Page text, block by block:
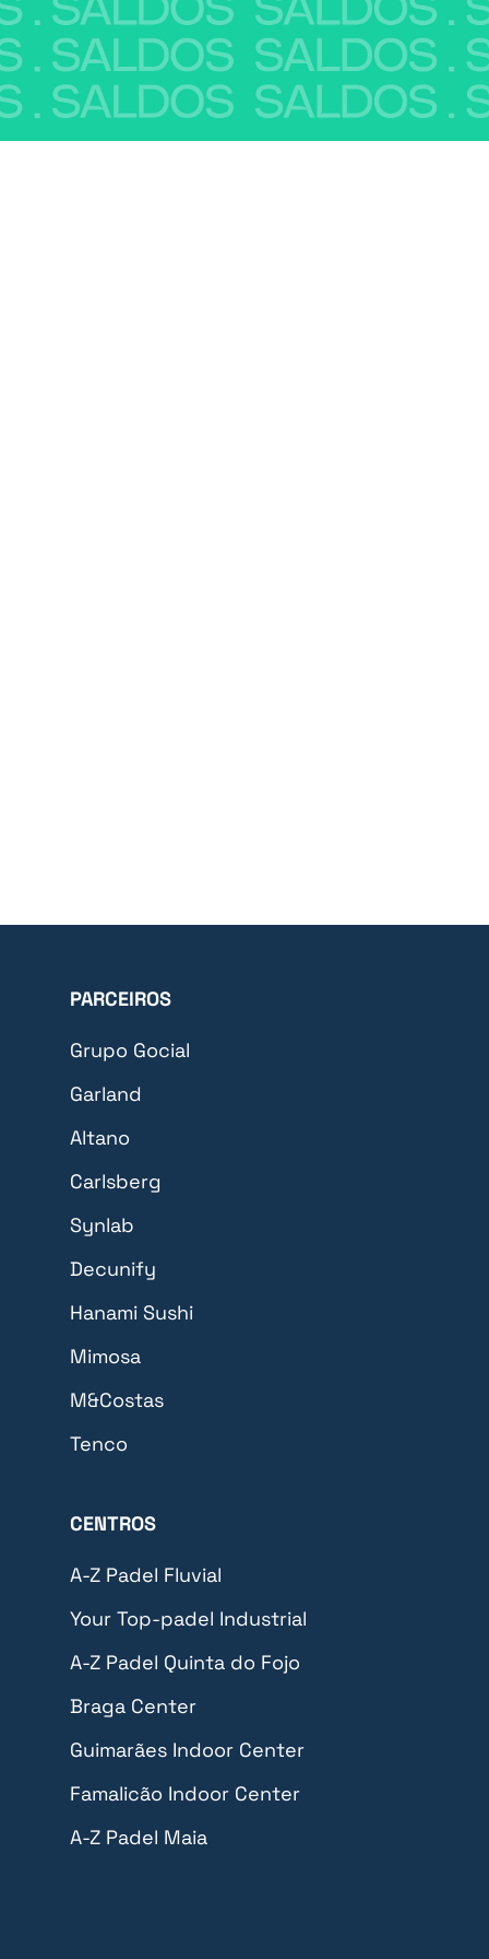
PARCEIROS
Grupo Gocial
Garland
Altano
Carlsberg
Synlab
Decunify
Hanami Sushi
Mimosa
M&Costas
Tenco
CENTROS
A-Z Padel Fluvial
Your Top-padel Industrial
A-Z Padel Quinta do Fojo
Braga Center
Guimarães Indoor Center
Famalicão Indoor Center
A-Z Padel Maia